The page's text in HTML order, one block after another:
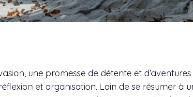
une promesse de détente et
et organisation. Loin de se résumer à